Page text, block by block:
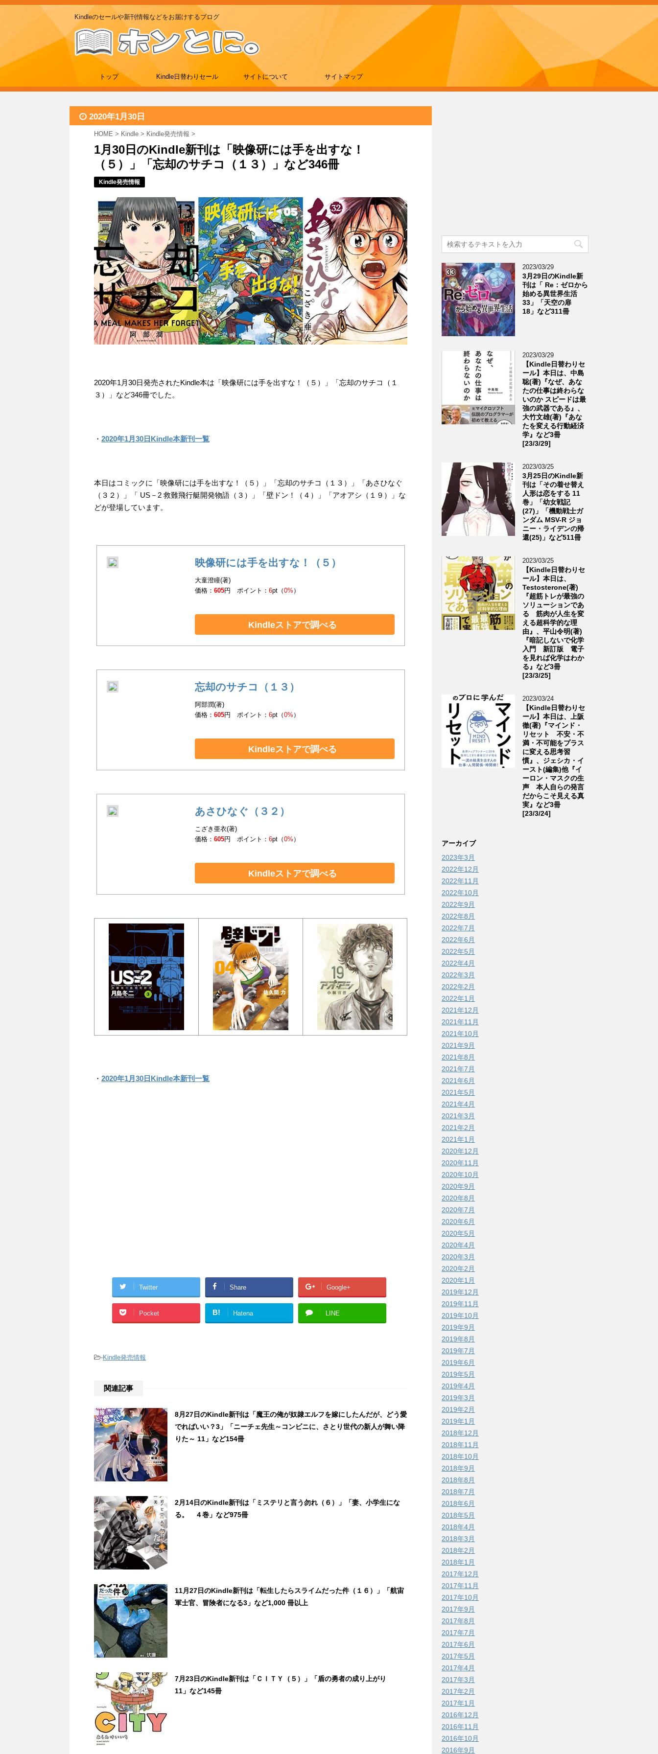
Kindleのセールや新刊情報などをお届けするブログ
トップ Kindle日替わりセール サイトについて サイトマップ
2020年1月30日
HOME > Kindle > Kindle発売情報 >
1月30日のKindle新刊は「映像研には手を出すな！
（５）」「忘却のサチコ（１３）」など346冊
Kindle発売情報
2020年1月30日発売されたKindle本は「映像研には手を出すな！（５）」「忘却のサチコ（１
３）」など346冊でした。
・ 2020年1月30日Kindle本新刊一覧
本日はコミックに「映像研には手を出すな！（５）」「忘却のサチコ（１３）」「あさひなぐ
（３２）」「 US－2 救難飛行艇開発物語（３）」「壁ドン！（４）」「アオアシ（１９）」な
どが登場しています。
映像研には手を出すな！（５）
大童澄瞳(著)
価格：605円 ポイント：6pt（0% ）
Kindleストアで調べる
忘却のサチコ（１３）
阿部潤(著)
価格：605円 ポイント：6pt（0% ）
Kindleストアで調べる
あさひなぐ（３２）
こざき亜衣(著)
価格：605円 ポイント：6pt（0% ）
Kindleストアで調べる
・ 2020年1月30日Kindle本新刊一覧
Twitter Share Google+
Pocket B! Hatena LINE
-Kindle発売情報
関連記事
8月27日のKindle新刊は「魔王の俺が奴隷エルフを嫁にしたんだが、どう愛
でればいい？3」「ニーチェ先生～コンビニに、さとり世代の新人が舞い降
りた～ 11」など154冊
2月14日のKindle新刊は「ミステリと言う勿れ（６）」「妻、小学生にな
る。 ４巻」など975冊
11月27日のKindle新刊は「転生したらスライムだった件（１６）」「航宙
軍士官、冒険者になる3」など1,000 冊以上
7月23日のKindle新刊は「ＣＩＴＹ（５）」「盾の勇者の成り上がり
11」など145冊
2023/03/29
3月29日のKindle新
刊は「 Re：ゼロから
始める異世界生活
33」「天空の扉
18」など311冊
2023/03/29
【Kindle日替わりセ
ール】本日は、中島
聡(著)『なぜ、あな
たの仕事は終わらな
いのか スピードは最
強の武器である』、
大竹文雄(著)『あな
たを変える行動経済
学』など3冊
[23/3/29]
2023/03/25
3月25日のKindle新
刊は「その着せ替え
人形は恋をする 11
巻」「幼女戦記
(27)」「機動戦士ガ
ンダム MSV-R ジョ
ニー・ライデンの帰
還(25)」など511冊
2023/03/25
【Kindle日替わりセ
ール】本日は、
Testosterone(著)
『超筋トレが最強の
ソリューションであ
る 筋肉が人生を変
える超科学的な理
由』、平山令明(著)
『暗記しないで化学
入門 新訂版 電子
を見れば化学はわか
る』など3冊
[23/3/25]
2023/03/24
【Kindle日替わりセ
ール】本日は、上阪
徹(著)『マインド・
リセット 不安・不
満・不可能をプラス
に変える思考習
慣』、ジェシカ・イ
ースト(編集)他『イ
ーロン・マスクの生
声 本人自らの発言
だからこそ見える真
実』など3冊
[23/3/24]
アーカイブ
2023年3月
2022年12月
2022年11月
2022年10月
2022年9月
2022年8月
2022年7月
2022年6月
2022年5月
2022年4月
2022年3月
2022年2月
2022年1月
2021年12月
2021年11月
2021年10月
2021年9月
2021年8月
2021年7月
2021年6月
2021年5月
2021年4月
2021年3月
2021年2月
2021年1月
2020年12月
2020年11月
2020年10月
2020年9月
2020年8月
2020年7月
2020年6月
2020年5月
2020年4月
2020年3月
2020年2月
2020年1月
2019年12月
2019年11月
2019年10月
2019年9月
2019年8月
2019年7月
2019年6月
2019年5月
2019年4月
2019年3月
2019年2月
2019年1月
2018年12月
2018年11月
2018年10月
2018年9月
2018年8月
2018年7月
2018年6月
2018年5月
2018年4月
2018年3月
2018年2月
2018年1月
2017年12月
2017年11月
2017年10月
2017年9月
2017年8月
2017年7月
2017年6月
2017年5月
2017年4月
2017年3月
2017年2月
2017年1月
2016年12月
2016年11月
2016年10月
2016年9月